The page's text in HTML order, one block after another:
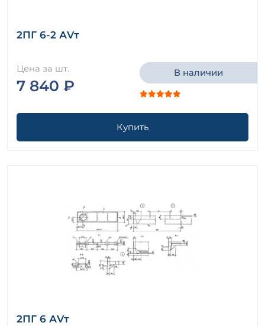
2ПГ 6-2 АVт
Цена за шт.
7 840 ₽
В наличии
Купить
2ПГ 6 АVт